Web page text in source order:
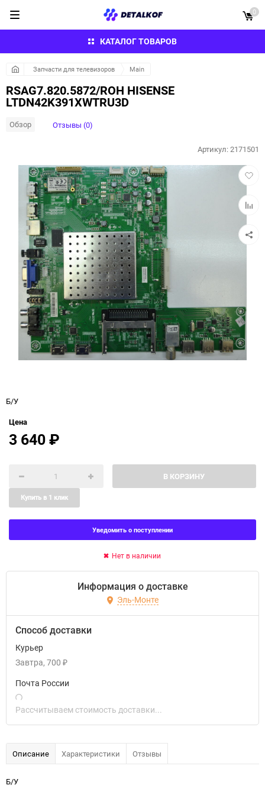
КАТАЛОГ ТОВАРОВ
0
Запчасти для телевизоров Main
RSAG7.820.5872/ROH HISENSE
LTDN42K391XWTRU3D
Обзор Отзывы (0)
в
к
Артикул:2171501
Б/У
Цена
3 640₽
В КОРЗИНУ
Купить в 1 клик
Уведомить о поступлении
Нет в наличии
Информация о доставке
Эль-Монте
Способ доставки
Курьер
Завтра 700 ₽
Почта России
Рассчитываем стоимость доставки...
Описание Характеристики Отзывы
Б/У